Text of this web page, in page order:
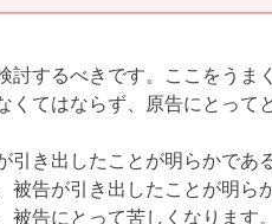
討するべきです。ここをうま
てはならず、原告にとって
き出したことが明らかであ
告が引き出したことが明ら
告にとって苦しくなります。